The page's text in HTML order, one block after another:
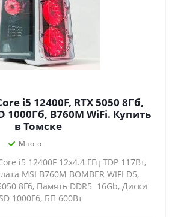
i5 12400F, RTX 5050 8Гб,
в Томске
Много
i5 12400F 12x4.4 ГГц TDP 117Вт,
MSI B760M BOMBER WIFI D5,
8Гб, Память DDR5 16Gb, Диски
1000Гб, БП 600Вт